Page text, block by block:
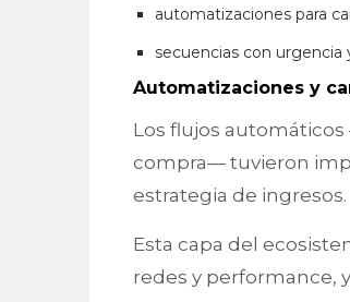
automatizaciones para
secuencias con urgencia
Automatizaciones y
Los flujos
compra— tuvieron
estrategia de ingresos.
Esta capa del
redes y performance,